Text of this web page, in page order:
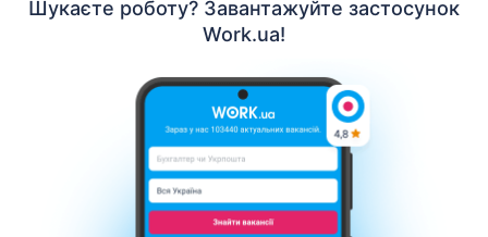
Шукаєте роботу? Завантажуйте застосунок
Work.ua!